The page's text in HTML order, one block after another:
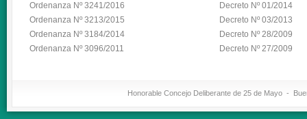
Ordenanza Nº 3241/2016
Ordenanza Nº 3213/2015
Ordenanza Nº 3184/2014
Ordenanza Nº 3096/2011
Decreto Nº 01/2014
Decreto Nº 03/2013
Decreto Nº 28/2009
Decreto Nº 27/2009
Honorable Concejo Deliberante de 25 de